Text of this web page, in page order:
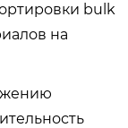
bulk
на